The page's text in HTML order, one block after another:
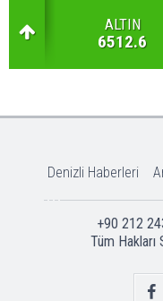
ALTIN
6512.6
Denizli Haberleri
+90 212
Tüm Hakları